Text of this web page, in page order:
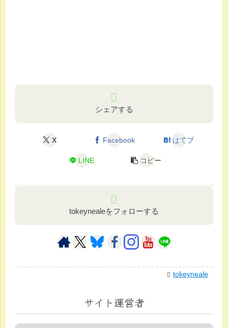
シェアする
X Facebook はてブ
LINE コピー
tokeynealeをフォローする
tokeyneale
サイト運営者